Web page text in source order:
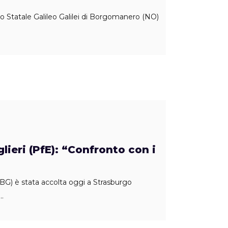
Galileo Galilei di Borgomanero (NO)
(PfE): “Confronto con i
è stata accolta oggi a Strasburgo